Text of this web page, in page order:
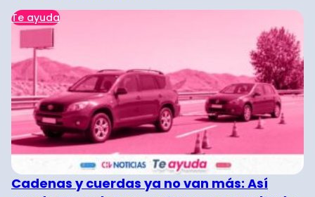
Te ayuda
Cadenas y cuerdas ya no van más: Así